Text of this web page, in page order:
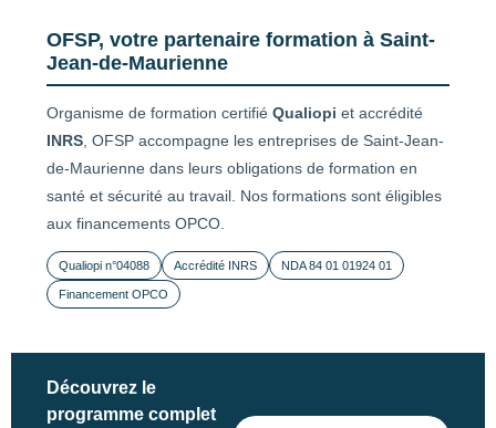
OFSP, votre partenaire formation à Saint-
Jean-de-Maurienne
Organisme de formation certifié Qualiopi et accrédité
INRS , OFSP accompagne les entreprises de Saint-Jean-
de-Maurienne dans leurs obligations de formation en
santé et sécurité au travail. Nos formations sont éligibles
aux financements OPCO.
Qualiopi n°04088 Accrédité INRS NDA 84 01 01924 01
Financement OPCO
Découvrez le
programme complet